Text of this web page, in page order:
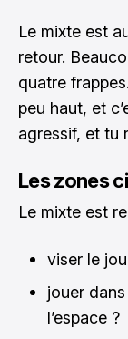
Le mixte est
retour.
quatre
peu haut, et
agressif, et tu
Les zones
Le mixte est
viser le
jouer
l’espace ?